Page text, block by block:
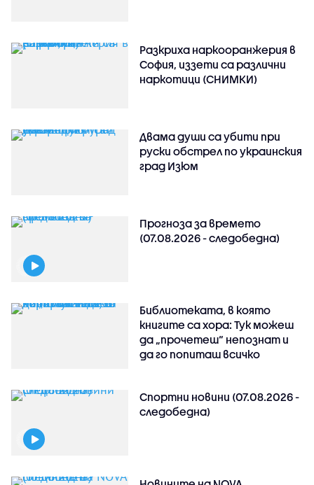
Разкриха наркооранжерия в
София, иззети са различни
наркотици (СНИМКИ)
Двама души са убити при
руски обстрeл по украинския
град Изюм
Прогноза за времето
(07.08.2026 - следобедна)
Библиотеката, в която
книгите са хора: Тук можеш
да „прочетеш“ непознат и
да го попиташ всичко
Спортни новини (07.08.2026 -
следобедна)